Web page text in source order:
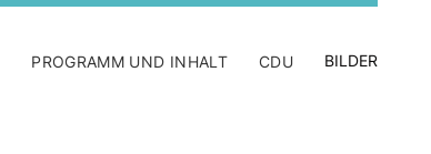
PROGRAMM UND INHALT CDU BILDER